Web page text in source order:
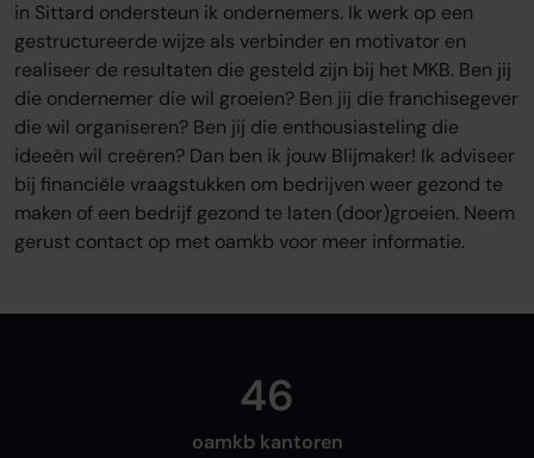
in Sittard ondersteun ik ondernemers. Ik werk op een
gestructureerde wijze als verbinder en motivator en
realiseer de resultaten die gesteld zijn bij het MKB. Ben jij
die ondernemer die wil groeien? Ben jij die franchisegever
die wil organiseren? Ben jij die enthousiasteling die
ideeën wil creëren? Dan ben ik jouw Blijmaker! Ik adviseer
bij financiële vraagstukken om bedrijven weer gezond te
maken of een bedrijf gezond te laten (door)groeien. Neem
gerust contact op met oamkb voor meer informatie.
46
oamkb kantoren
Sluit je aan
Word oamkb partner
Contact
FAQ
Login
Login